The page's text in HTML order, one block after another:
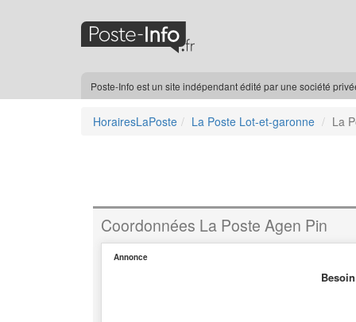
Poste-Info est un site indépendant édité par une société
HorairesLaPoste La Poste Lot-et-garonne La
Coordonnées La Poste Agen Pin
Annonce